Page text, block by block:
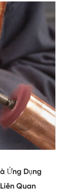
Ứng Dụng
Quan